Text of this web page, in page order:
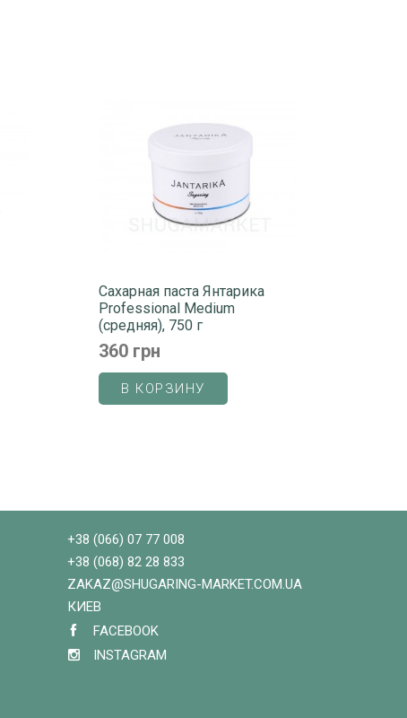
Сахарная паста Янтарика
Professional Medium
(средняя), 750 г
360 грн
В КОРЗИНУ
+38 (066) 07 77 008
+38 (068) 82 28 833
ZAKAZ@SHUGARING-MARKET.COM.UA
КИЕВ
FACEBOOK
INSTAGRAM